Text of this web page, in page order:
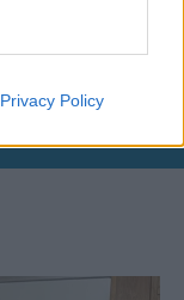
Privacy Policy